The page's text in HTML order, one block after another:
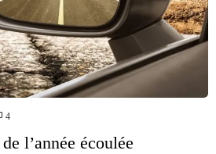
4
l’année écoulée